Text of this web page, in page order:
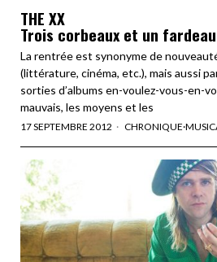
THE XX
Trois corbeaux et un fardeau
La rentrée est synonyme de
(littérature, cinéma, etc.), mais aussi
sorties d’albums en-voulez-vous-en-
mauvais, les moyens et les
17 SEPTEMBRE 2012 CHRONIQUE·